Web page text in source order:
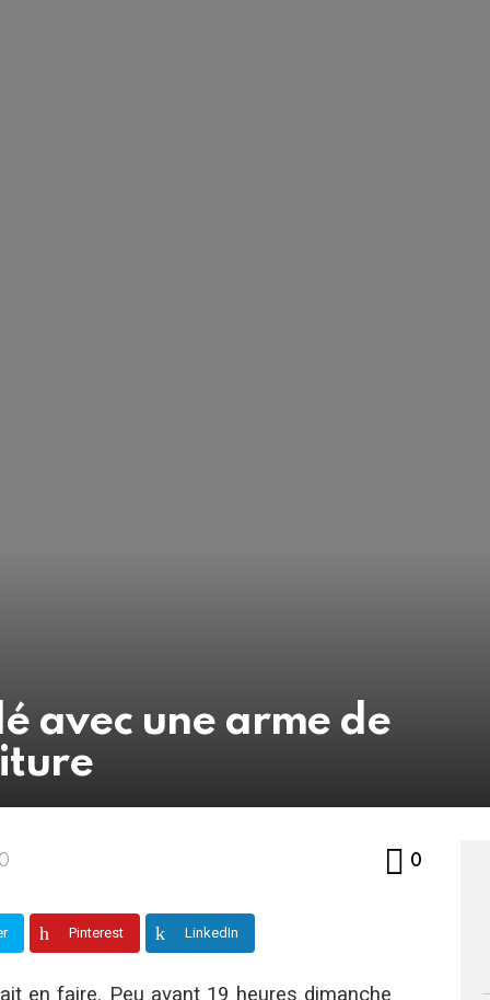
avec une arme de
0
Pinterest LinkedIn
en faire. Peu avant 19 heures dimanche